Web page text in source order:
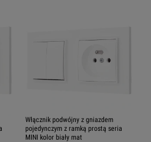
Włącznik podwójny z gniazdem
pojedynczym z ramką prostą seria
MINI kolor biały mat